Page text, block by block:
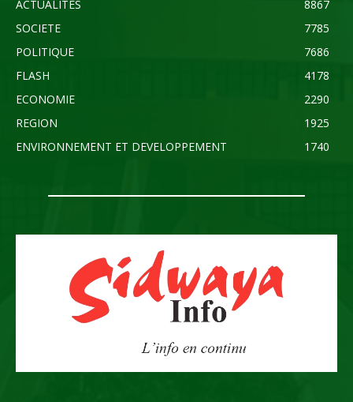
ACTUALITES
8867
SOCIETE
7785
POLITIQUE
7686
FLASH
4178
ECONOMIE
2290
REGION
1925
ENVIRONNEMENT ET DEVELOPPEMENT
1740